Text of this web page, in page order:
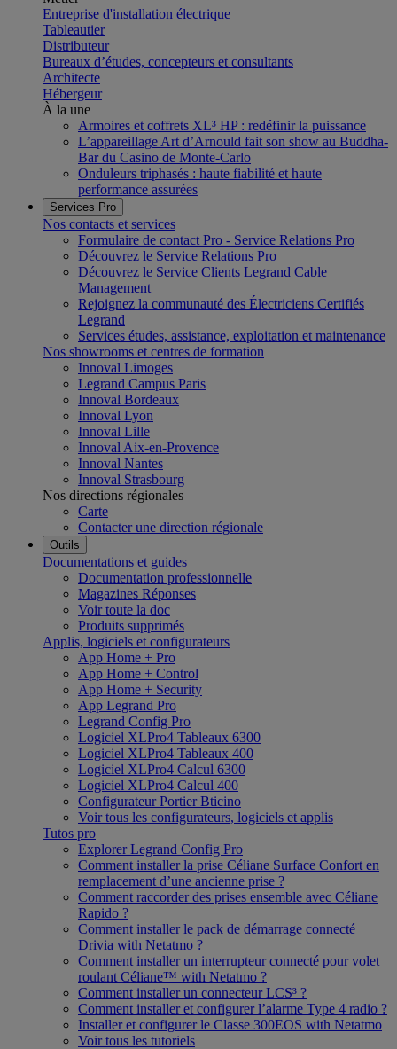
Entreprise d'installation électrique
Tableautier
Distributeur
Bureaux d’études, concepteurs et consultants
Architecte
Hébergeur
À la une
Armoires et coffrets XL³ HP : redéfinir la puissance
L’appareillage Art d’Arnould fait son show au Buddha-
Bar du Casino de Monte-Carlo
Onduleurs triphasés : haute fiabilité et haute
performance assurées
Services Pro
Nos contacts et services
Formulaire de contact Pro - Service Relations Pro
Découvrez le Service Relations Pro
Découvrez le Service Clients Legrand Cable
Management
Rejoignez la communauté des Électriciens Certifiés
Legrand
Services études, assistance, exploitation et maintenance
Nos showrooms et centres de formation
Innoval Limoges
Legrand Campus Paris
Innoval Bordeaux
Innoval Lyon
Innoval Lille
Innoval Aix-en-Provence
Innoval Nantes
Innoval Strasbourg
Nos directions régionales
Carte
Contacter une direction régionale
Outils
Documentations et guides
Documentation professionnelle
Magazines Réponses
Voir toute la doc
Produits supprimés
Applis, logiciels et configurateurs
App Home + Pro
App Home + Control
App Home + Security
App Legrand Pro
Legrand Config Pro
Logiciel XLPro4 Tableaux 6300
Logiciel XLPro4 Tableaux 400
Logiciel XLPro4 Calcul 6300
Logiciel XLPro4 Calcul 400
Configurateur Portier Bticino
Voir tous les configurateurs, logiciels et applis
Tutos pro
Explorer Legrand Config Pro
Comment installer la prise Céliane Surface Confort en
remplacement d’une ancienne prise ?
Comment raccorder des prises ensemble avec Céliane
Rapido ?
Comment installer le pack de démarrage connecté
Drivia with Netatmo ?
Comment installer un interrupteur connecté pour volet
roulant Céliane™ with Netatmo ?
Comment installer un connecteur LCS³ ?
Comment installer et configurer l’alarme Type 4 radio ?
Installer et configurer le Classe 300EOS with Netatmo
Voir tous les tutoriels